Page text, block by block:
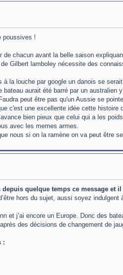
poussives !
de chacun avant la belle saison
Gilbert lamboley nécessite des
la louche par google un danois se
aurait été barré par un
peut être pas qu'un Aussie se
c'est une excellente idée cette histoire
bien pieux que celui qui a les
avec les memes armes.
nous si on la ramène on va peut être
quelque temps ce message et il
hors du sujet, aussi soyez indulgent
et j’ai encore un Europe. Donc des
des décisions de changement de
: